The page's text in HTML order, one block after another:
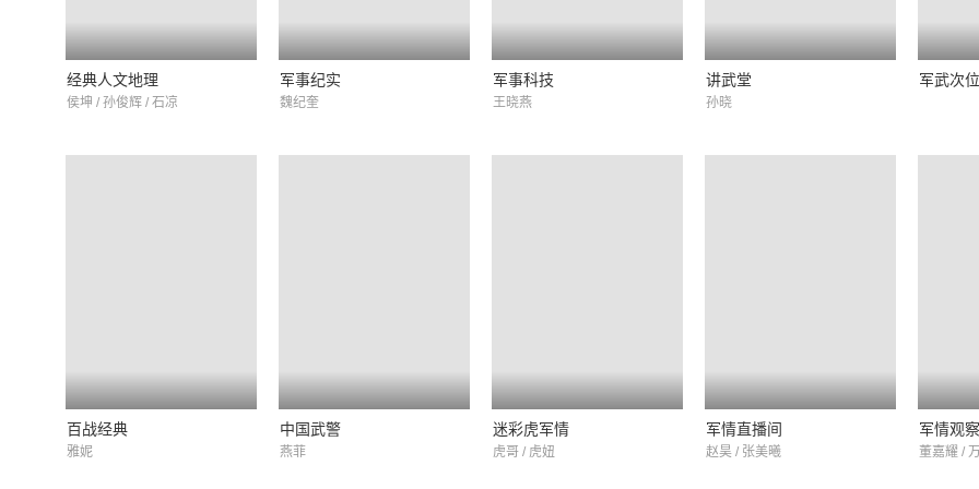
经典人文地理
侯坤 / 孙俊辉 / 石凉
军事纪实
魏纪奎
军事科技
王晓燕
讲武堂
孙晓
军武次
百战经典
雅妮
中国武警
燕菲
迷彩虎军情
虎哥 / 虎妞
军情直播间
赵昊 / 张美曦
军情观
董嘉耀 /